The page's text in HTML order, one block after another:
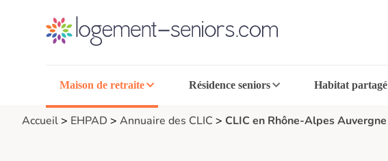
Maison de retraite Résidence seniors Habitat partagé
Accueil> EHPAD > Annuaire des CLIC > CLIC en Rhône-Alpes Auvergne